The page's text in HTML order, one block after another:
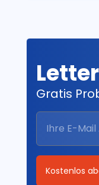
Gratis
Kostenlos